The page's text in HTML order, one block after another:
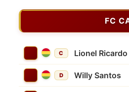
FC
C Lionel
D Willy Santos